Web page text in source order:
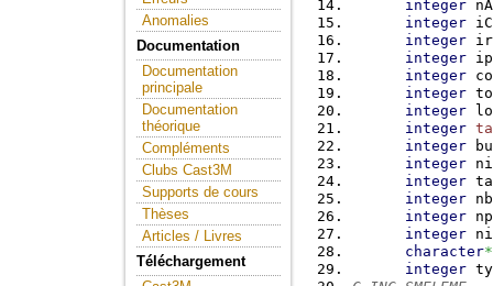
Anomalies
Documentation
Documentation
principale
Documentation
théorique
Compléments
Clubs Cast3M
Supports de cours
Thèses
Articles / Livres
Téléchargement
integer
integer
integer
integer
integer
integer
integer
integer
integer
integer
integer
integer
integer
integer
character*
integer